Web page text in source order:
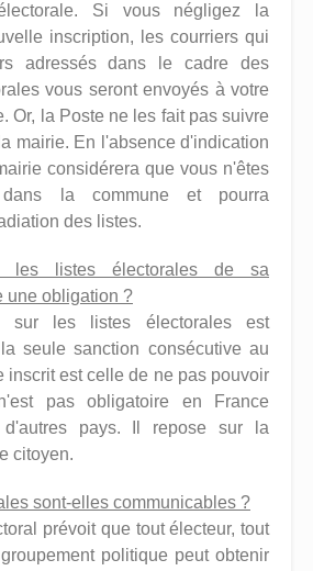
Si vous négligez la
inscription, les courriers qui
adressés dans le cadre des
vous seront envoyés à votre
Or, la Poste ne les fait pas suivre
mairie. En l'absence d'indication
considérera que vous n'êtes
la commune et pourra
des listes.
les listes électorales de sa
une obligation ?
sur les listes électorales est
seule sanction consécutive au
inscrit est celle de ne pas pouvoir
pas obligatoire en France
d'autres pays. Il repose sur la
citoyen.
sont-elles communicables ?
prévoit que tout électeur, tout
politique peut obtenir